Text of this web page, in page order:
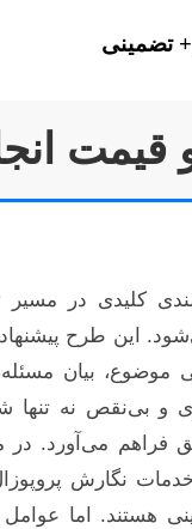
+ تضمینی
قیمت
کلیدی در
این طرح
موضوع، بیان
و بی‌نقص نه تنها
می‌آورد. در
نگارش
هستند. اما